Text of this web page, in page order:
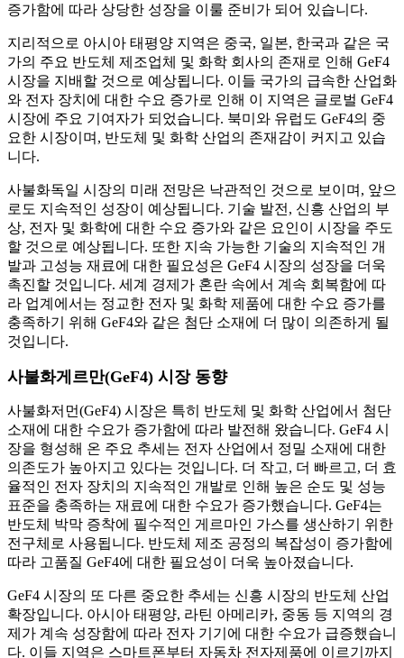
증가함에 따라 상당한 성장을 이룰 준비가 되어 있습니다.
지리적으로 아시아 태평양 지역은 중국, 일본, 한국과 같은 국
가의 주요 반도체 제조업체 및 화학 회사의 존재로 인해 GeF4
시장을 지배할 것으로 예상됩니다. 이들 국가의 급속한 산업화
와 전자 장치에 대한 수요 증가로 인해 이 지역은 글로벌 GeF4
시장에 주요 기여자가 되었습니다. 북미와 유럽도 GeF4의 중
요한 시장이며, 반도체 및 화학 산업의 존재감이 커지고 있습
니다.
사불화독일 시장의 미래 전망은 낙관적인 것으로 보이며, 앞으
로도 지속적인 성장이 예상됩니다. 기술 발전, 신흥 산업의 부
상, 전자 및 화학에 대한 수요 증가와 같은 요인이 시장을 주도
할 것으로 예상됩니다. 또한 지속 가능한 기술의 지속적인 개
발과 고성능 재료에 대한 필요성은 GeF4 시장의 성장을 더욱
촉진할 것입니다. 세계 경제가 혼란 속에서 계속 회복함에 따
라 업계에서는 정교한 전자 및 화학 제품에 대한 수요 증가를
충족하기 위해 GeF4와 같은 첨단 소재에 더 많이 의존하게 될
것입니다.
사불화게르만(GeF4) 시장 동향
사불화저먼(GeF4) 시장은 특히 반도체 및 화학 산업에서 첨단
소재에 대한 수요가 증가함에 따라 발전해 왔습니다. GeF4 시
장을 형성해 온 주요 추세는 전자 산업에서 정밀 소재에 대한
의존도가 높아지고 있다는 것입니다. 더 작고, 더 빠르고, 더 효
율적인 전자 장치의 지속적인 개발로 인해 높은 순도 및 성능
표준을 충족하는 재료에 대한 수요가 증가했습니다. GeF4는
반도체 박막 증착에 필수적인 게르마인 가스를 생산하기 위한
전구체로 사용됩니다. 반도체 제조 공정의 복잡성이 증가함에
따라 고품질 GeF4에 대한 필요성이 더욱 높아졌습니다.
GeF4 시장의 또 다른 중요한 추세는 신흥 시장의 반도체 산업
확장입니다. 아시아 태평양, 라틴 아메리카, 중동 등 지역의 경
제가 계속 성장함에 따라 전자 기기에 대한 수요가 급증했습니
다. 이들 지역은 스마트폰부터 자동차 전자제품에 이르기까지